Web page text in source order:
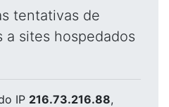
tentativas de
a sites hospedados
IP 216.73.216.88,